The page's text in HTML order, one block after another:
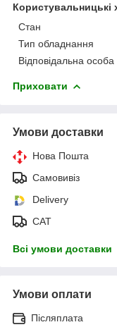
Користувальницькі
Стан
Тип обладнання
Відповідальна особа
Приховати
Умови доставки
Нова Пошта
Самовивіз
Delivery
САТ
Всі умови доставки
Умови оплати
Післяплата